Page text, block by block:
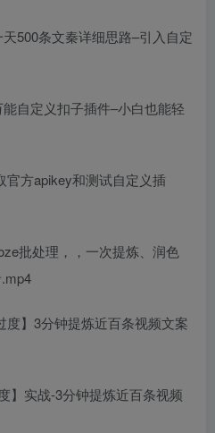
500条文秦详细思路–引入自定
自定义扣子插件–小白也能轻
官方apikey和测试自定义插
批处理，，一次提炼、润色
度】3分钟提炼近百条视频文案
】实战-3分钟提炼近百条视频